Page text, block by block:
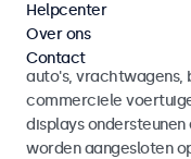
gebruik
Monitoren en
auto's, vrachtwagens,
commerciele
displays
worden aangesloten
Helpcenter
Over ons
Contact